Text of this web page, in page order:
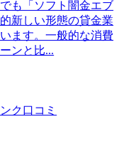
も「ソフト闇金エブ
新しい形態の貸金業
ます。一般的な消費
ンと比...
ク口コミ